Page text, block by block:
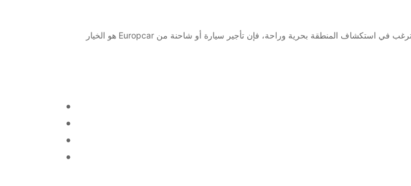
مرحبًا بكم في Saint Pierre، وجهة رائعة لزيارة مع العديد من المعالم السياحية الشهيرة. إذا كنت ترغب في استكشاف المنطقة بحرية وراحة، فإن تأجير سيارة أو شاحنة من Europcar هو الخيار